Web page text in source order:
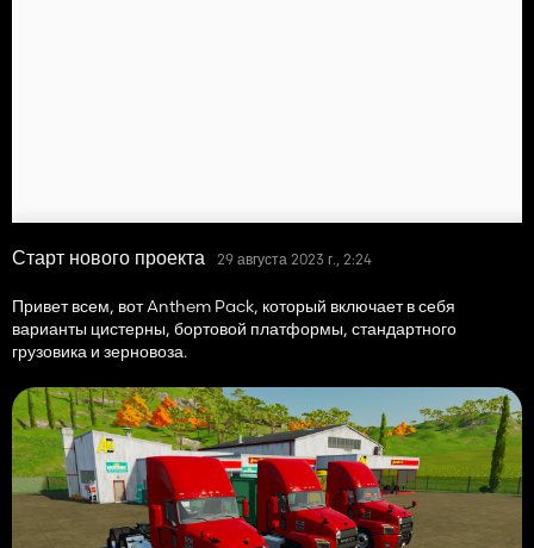
Старт нового проекта 29 августа 2023 г., 2:24
Привет всем, вот Anthem Pack, который включает в себя
варианты цистерны, бортовой платформы, стандартного
грузовика и зерновоза.